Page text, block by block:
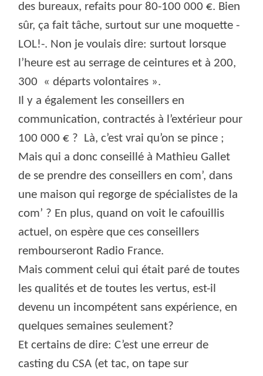
des bureaux, refaits pour 80-100 000 €. Bien
sûr, ça fait tâche, surtout sur une moquette -
LOL!-. Non je voulais dire: surtout lorsque
l’heure est au serrage de ceintures et à 200,
300
« départs volontaires ».
Il y a également les conseillers en
communication, contractés à l’extérieur pour
100 000 € ? Là, c’est vrai qu’on se pince ;
Mais qui a donc conseillé à Mathieu Gallet
de se prendre des conseillers en com’, dans
une maison qui regorge de spécialistes de la
com’ ? En plus, quand on voit le cafouillis
actuel, on espère que ces conseillers
rembourseront Radio France.
Mais comment celui qui était paré de toutes
les qualités et de toutes les vertus, est-il
devenu un incompétent sans expérience, en
quelques semaines seulement?
Et certains de dire: C’est une erreur de
casting du CSA (et tac, on tape sur